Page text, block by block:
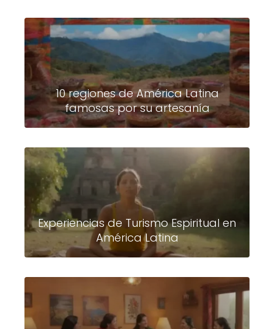
10 regiones de América Latina
famosas por su artesanía
Experiencias de Turismo Espiritual en
América Latina